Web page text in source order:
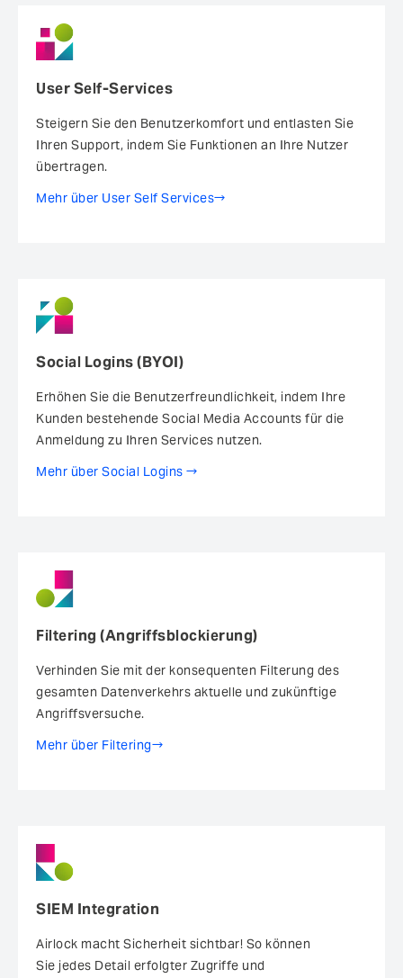
User Self-Services
Steigern Sie den Benutzerkomfort ­und entlasten Sie
Ihren Support, indem Sie Funktionen an Ihre Nutzer
übertragen.
Mehr über User Self Services
Social Logins (BYOI)
Erhöhen Sie die Benutzerfreundlichkeit, indem Ihre
Kunden bestehende Social Media Accounts für die
Anmeldung zu Ihren Services nutzen.
Mehr über Social Logins
Filtering (Angriffsblockierung)
Verhinden Sie mit der konsequenten Filterung des
gesamten Datenverkehrs aktuelle und zukünftige
Angriffsversuche.
Mehr über Filtering
SIEM Integration
Airlock macht Sicherheit sichtbar! So können
Sie jedes Detail erfolgter Zugriffe und